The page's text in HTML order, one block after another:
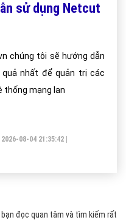
sử dụng Netcut
chúng tôi sẽ hướng dẫn
nhất để quản trị các
thống mạng lan
2026-08-04 21:35:42
đọc quan tâm và tìm kiếm rất